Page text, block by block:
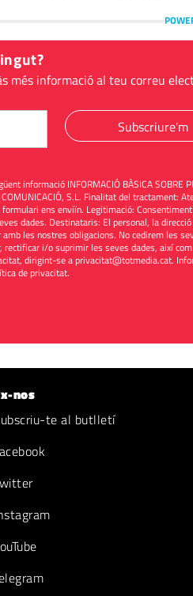
més informació al teu correu
Subscriure'm
informació INFORMACIÓ BÀSICA SOBRE
S.L. Finalitat del tractament:
ens enviïn. Legitimació:
dades. Destinataris: El personal, la
les nostres obligacions. No cedirem les
rectificar i/o suprimir les seves dades, així
dirigint-se aprivacitat@totmedia.cat.
de privacitat.
nos
te al butlletí